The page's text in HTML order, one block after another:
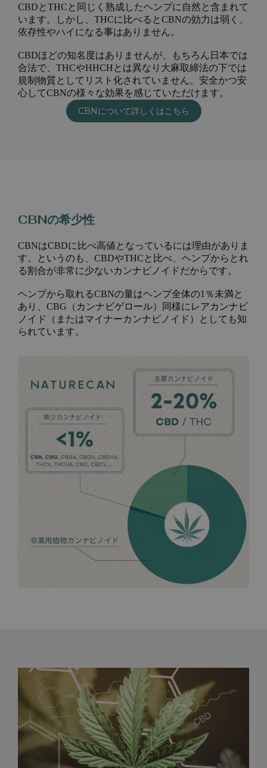
CBDとTHCと同じく熟成したヘンプに自然と含まれて
います。しかし、THCに比べるとCBNの効力は弱く、
依存性やハイになる事はありません。
CBDほどの知名度はありませんが、もちろん日本では
合法で、THCやHHCHとは異なり大麻取締法の下では
規制物質としてリスト化されていません。安全かつ安
心してCBNの様々な効果を感じていただけます。
CBNについて詳しくはこちら
CBNの希少性
CBNはCBDに比べ高値となっているには理由がありま
す。というのも、CBDやTHCと比べ、ヘンプからとれ
る割合が非常に少ないカンナビノイドだからです。
ヘンプから取れるCBNの量はヘンプ全体の1％未満と
あり、CBG（カンナビゲロール）同様にレアカンナビ
ノイド（またはマイナーカンナビノイド）としても知
られています。